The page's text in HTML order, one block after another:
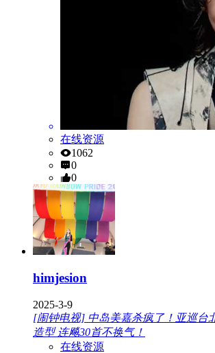
在线资源
1062
0
0
himjesion
2025-3-9
[闹钟电视] 中岛美嘉杀疯了！亚巡台
造型 连飚30首不换气！
在线资源